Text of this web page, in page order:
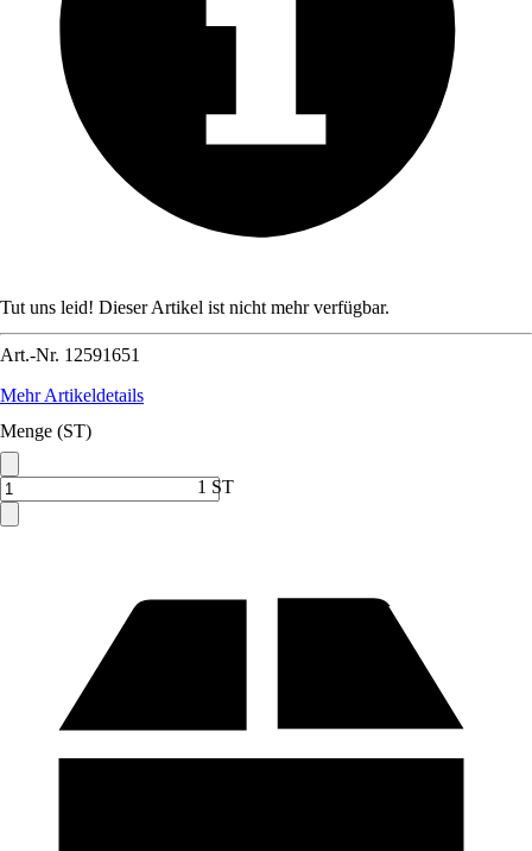
Tut uns leid! Dieser Artikel ist nicht mehr verfügbar.
Art.-Nr. 12591651
Mehr Artikeldetails
Menge (ST)
1 ST